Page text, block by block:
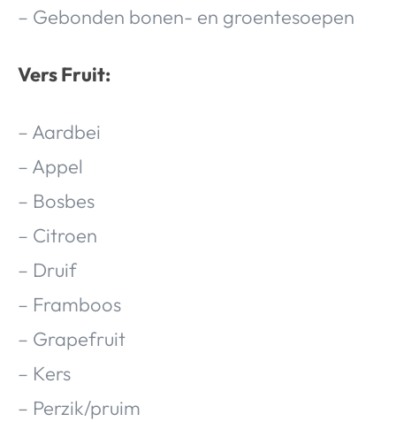
– Gebonden bonen- en groentesoepen
Vers Fruit:
– Aardbei
– Appel
– Bosbes
– Citroen
– Druif
– Framboos
– Grapefruit
– Kers
– Perzik/pruim